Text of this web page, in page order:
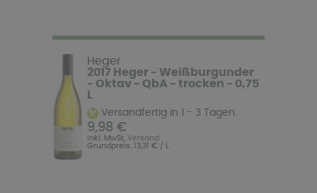
Heger
2017 Heger - Weißburgunder
- Oktav - QbA - trocken - 0,75
L
Versandfertig in 1 - 3 Tagen.
9,98 €
inkl. MwSt,Versand
Grundpreis: 13,31 € / L